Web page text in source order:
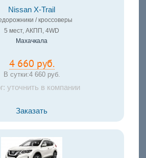
Nissan X-Trail
/ кроссоверы
5 мест, АКПП, 4WD
Махачкала
4 660 руб.
В сутки:4 660 руб.
уточнить в компании
Заказать